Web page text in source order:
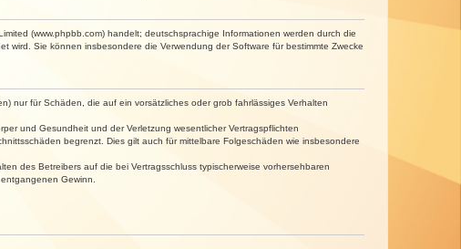
(www.phpbb.com) handelt; deutschsprachige Informationen werden durch die
wird. Sie können insbesondere die Verwendung der Software für bestimmte Zwecke
nur für Schäden, die auf ein vorsätzliches oder grob fahrlässiges Verhalten
und Gesundheit und der Verletzung wesentlicher Vertragspflichten
begrenzt. Dies gilt auch für mittelbare Folgeschäden wie insbesondere
des Betreibers auf die bei Vertragsschluss typischerweise vorhersehbaren
Gewinn.